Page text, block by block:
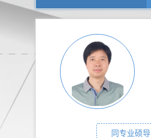
同专业硕导